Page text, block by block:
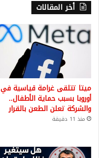
أخر المقالات
ميتا تتلقى غرامة قياسية في
أوروبا بسبب حماية الأطفال..
والشركة تعلن الطعن بالقرار
منذ 11 دقيقة